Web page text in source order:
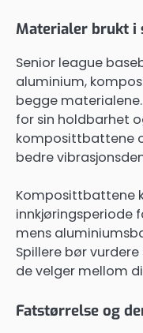
Materialer brukt i
Senior league
aluminium,
begge
for sin holdbarhet
komposittbattene
bedre
Komposittbattene
innkjøringsperiode
mens
Spillere bør
de velger mellom
Fatstørrelse og